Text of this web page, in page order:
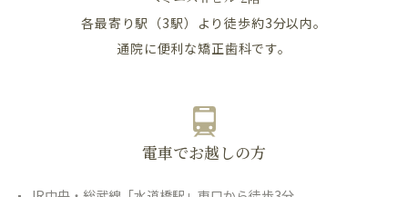
各最寄り駅（3駅）より徒歩約3分以内。
通院に便利な矯正歯科です。
電車でお越しの方